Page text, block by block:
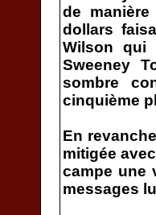
de
dollars
Wilson qui
Sweeney
sombre
cinquième
En
mitigée
campe une
messages